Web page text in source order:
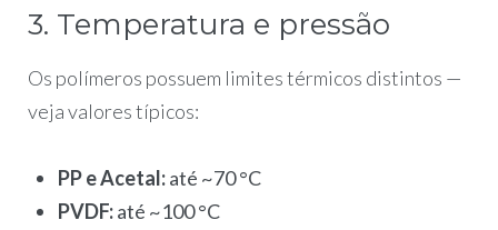
3. Temperatura e pressão
Os polímeros possuem limites térmicos distintos —
veja valores típicos:
PP e Acetal:até ~70 °C
PVDF:até ~100 °C